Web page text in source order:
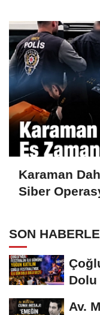
Karaman
Siber
SON
Dolu
Av.